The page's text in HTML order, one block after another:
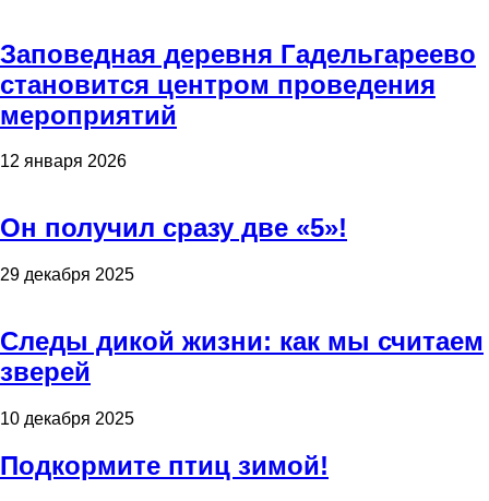
Заповедная деревня Гадельгареево
становится центром проведения
мероприятий
12 января 2026
Он получил сразу две «5»!
29 декабря 2025
Следы дикой жизни: как мы считаем
зверей
10 декабря 2025
Подкормите птиц зимой!